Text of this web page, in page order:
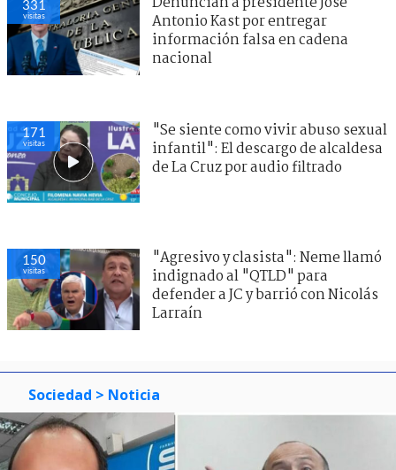
331
visitas
Antonio Kast por entregar
información falsa en cadena
nacional
171
visitas
"Se siente como vivir abuso sexual
infantil": El descargo de alcaldesa
de La Cruz por audio filtrado
150
visitas
"Agresivo y clasista": Neme llamó
indignado al "QTLD" para
defender a JC y barrió con Nicolás
Larraín
Sociedad > Noticia